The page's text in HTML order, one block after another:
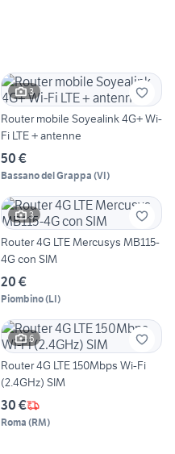
3
Router mobile Soyealink 4G+ Wi-
Fi LTE + antenne
50 €
Bassano del Grappa (VI)
3
Router 4G LTE Mercusys MB115-
4G con SIM
20 €
Piombino(LI)
6
Router 4G LTE 150Mbps Wi-Fi
(2.4GHz) SIM
30 €
Roma (RM)